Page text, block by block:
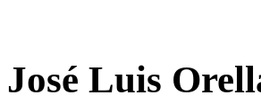
José Luis